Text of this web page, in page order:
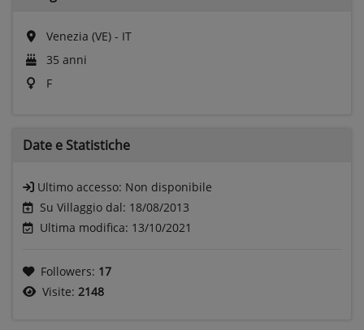
Venezia (VE) - IT
35 anni
F
Date e Statistiche
Ultimo accesso: Non disponibile
Su Villaggio dal: 18/08/2013
Ultima modifica: 13/10/2021
Followers: 17
Visite: 2148